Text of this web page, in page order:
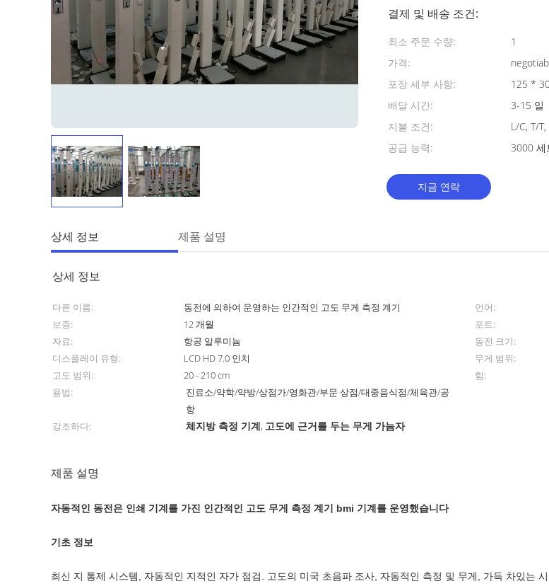
결제 및 배송 조건:
최소 주문 수량:
1
가격:
포장 세부 사항:
배달 시간:
3-15 일
지불 조건:
L/C, T/
공급 능력:
3000 세
지금 연락
상세 정보 제품 설명
상세 정보
다른 이름: 동전에 의하여 운영하는 인간적인 고도 무게 측정 계기 언어:
보증:
12 개월 포트:
자료:
항공 알루미늄 동전 크기:
디스플레이 유형:
LCD HD 7.0 인치 무게 범위:
고도 범위:
20 - 210 cm 힘:
용법:
진료소/약학/약방/상점가/영화관/부문 상점/대중음식점/체육관/공
항
강조하다:
체지방 측정 기계, 고도에 근거를 두는 무게 가늠자
제품 설명
자동적인 동전은 인쇄 기계를 가진 인간적인 고도 무게 측정 계기 bmi 기계를 운영했습니다
기초 정보
최신 지 통제 시스템, 자동적인 지적인 자가 점검. 고도의 미국 초음파 조사, 자동적인 측정 및 무게, 가득 차있